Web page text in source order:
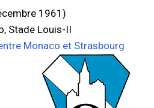
1961)
Stade Louis-II
Monaco et Strasbourg